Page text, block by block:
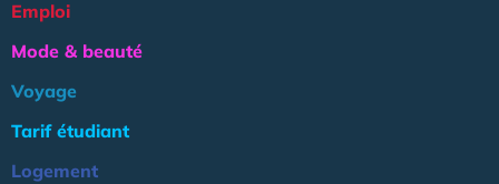
Emploi
Mode & beauté
Voyage
Tarif étudiant
Logement